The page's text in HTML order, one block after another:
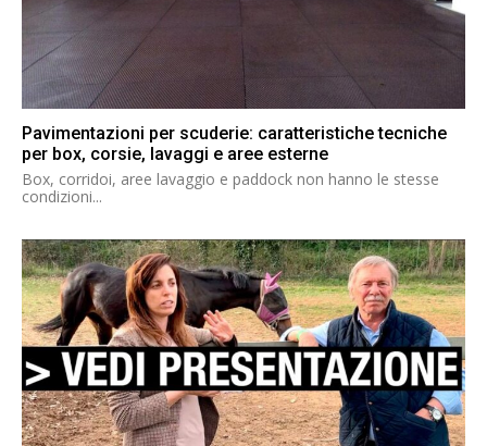
Pavimentazioni per scuderie: caratteristiche tecniche
per box, corsie, lavaggi e aree esterne
Box, corridoi, aree lavaggio e paddock non hanno le stesse
condizioni...